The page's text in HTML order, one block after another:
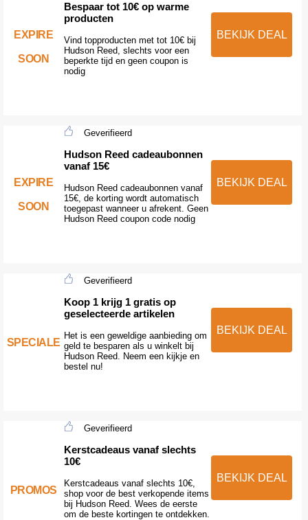
EXPIRE
SOON
Bespaar tot 10€ op warme
producten
Vind topproducten met tot 10€ bij
Hudson Reed, slechts voor een
beperkte tijd en geen coupon is
nodig
BEKIJK DEAL
EXPIRE
SOON
Geverifieerd
Hudson Reed cadeaubonnen
vanaf 15€
Hudson Reed cadeaubonnen vanaf
15€, de korting wordt automatisch
toegepast wanneer u afrekent. Geen
Hudson Reed coupon code nodig
BEKIJK DEAL
SPECIALE
Geverifieerd
Koop 1 krijg 1 gratis op
geselecteerde artikelen
Het is een geweldige aanbieding om
geld te besparen als u winkelt bij
Hudson Reed. Neem een kijkje en
bestel nu!
BEKIJK DEAL
PROMOS
Geverifieerd
Kerstcadeaus vanaf slechts
10€
Kerstcadeaus vanaf slechts 10€,
shop voor de best verkopende items
bij Hudson Reed. Wees de eerste
om de beste kortingen te ontdekken.
BEKIJK DEAL